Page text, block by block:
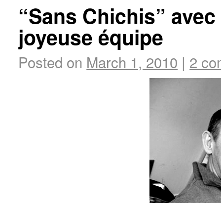
“Sans Chichis”
joyeuse équipe
Posted on March 1, 2010 | 2